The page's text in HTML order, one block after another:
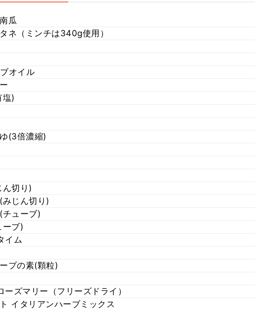
瓜
ネ（ミンチは340g使用）
オイル
塩)
(3倍濃縮)
ん切り)
みじん切り)
チューブ)
ーブ)
イム
プの素(顆粒)
ーズマリー（フリーズドライ）
イタリアンハーブミックス